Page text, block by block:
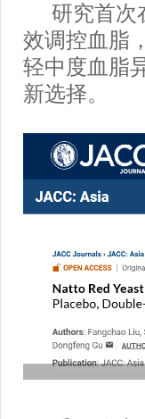
研究首次
效调控血脂
轻中度血脂
新选择。